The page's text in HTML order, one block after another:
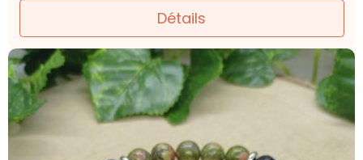
Détails